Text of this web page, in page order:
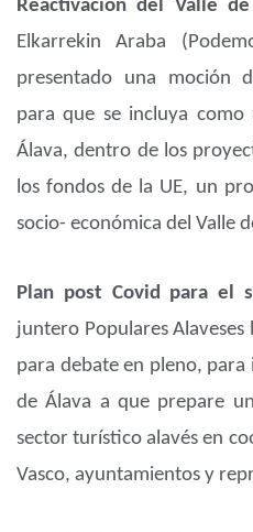
Reactivación del Valle
Elkarrekin Araba
presentado una moción
para que se incluya
Álava, dentro de los
los fondos de la UE, un
socio- económica del Valle
Plan post Covid para el
juntero Populares
para debate en pleno,
de Álava a que prepare
sector turístico alavés en
Vasco, ayuntamientos y